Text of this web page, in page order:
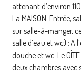
attenant d’environ 110
La MAISON: Entrée,
sur salle-à-manger,
salle d’eau et wc) ; A
douche et wc. Le
deux chambres avec